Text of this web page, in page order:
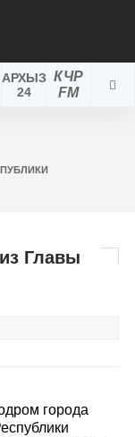
КЧР
FM
АРХЫЗ
24
Главы
города